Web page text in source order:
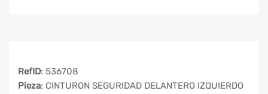
RefID: 536708
Pieza: CINTURON SEGURIDAD DELANTERO IZQUIERDO